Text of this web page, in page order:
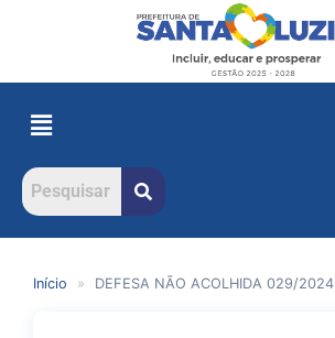
Início » DEFESA NÃO ACOLHIDA 029/2024